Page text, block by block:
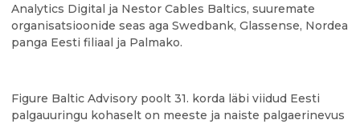
Analytics Digital ja Nestor Cables Baltics, suuremate
organisatsioonide seas aga Swedbank, Glassense, Nordea
panga Eesti filiaal ja Palmako.
Figure Baltic Advisory poolt 31. korda läbi viidud Eesti
palgauuringu kohaselt on meeste ja naiste palgaerinevus